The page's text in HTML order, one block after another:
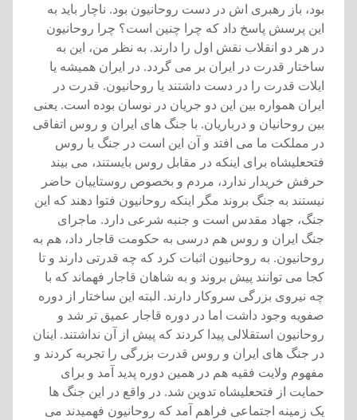
بود، باز رهبری اش در دست روحانيون بود. ناچار بايد به
اين پرسش پاسخ داد که چرا چنين است؟ چرا روحانيون
در هر دو انقلاب نقش اول را دارند. به نظر من، اين به
ساختار قدرت در ايران بر می گردد. در ايران هميشه يا
ايلات قدرت را در دست داشتند يا روحانيون. قدرت در
ايران همواره بين اين دو جريان در نوسان بوده است. يعنی
بين روحانيان و درباريان. با جنگ های ايران و روس اتفاقی
در مملکت ما می افتد و آن اين است در جنگ با روس
فتحعليشاه برای اينکه در مقابل روس بايستند، می بيند
حرفش خريدار ندارد، مردم و بخصوص روستاييان حاضر
نيستند به جنگ بروند مگر اينکه روحانيون فتوا دهند که اين
جنگ، جهاد مقدس است و جنبه شرعی دارد. ماجرای
جنگ ايران و روس هم درسی به حکومت قاجار داد، هم به
روحانيون. به روحانيون اثبات کرد که چه قدرتی دارند و تا
کجا می توانند پيش بروند و به شاهان قاجار فهماند که با
چه نيروی بزرگی سروکار دارند. البته اين ساختار از دوره
صفويه وجود داشت اما در دوره قاجار عميق تر شد و
روحانيون استقلالی پيدا کردند که پيش از آن نداشتند. اينان
در جنگ های ايران و روس قدرت بزرگی را تجربه کردند و
مفهوم ولايت فقيه هم در همين دوره پديد آمد و برای
حمايت از فتحعليشاه تدوين شد. در واقع در اين جنگ ها
يک زمينه اجتماعی فراهم آمد که روحانيون فهميدند می